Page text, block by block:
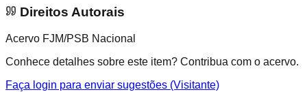
Direitos Autorais
Acervo FJM/PSB Nacional
Conhece detalhes sobre este item? Contribua com o acervo.
Faça login para enviar sugestões (Visitante)